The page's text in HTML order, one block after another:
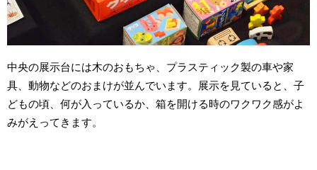
中央の展示台には木のおもちゃ、プラスティック製の車や家
具、動物などのおまけが並んでいます。展示を見ていると、子
どもの頃、何が入っているか、箱を開ける時のワクワク感がよ
みがえってきます。